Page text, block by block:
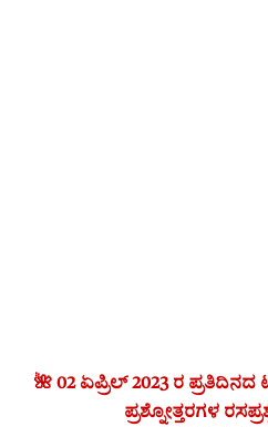
🌺 02 ಏಪ್ರಿಲ್ 2023 ರ ಪ್ರತಿದಿನದ
ಪ್ರಶ್ನೋತ್ತರಗಳ